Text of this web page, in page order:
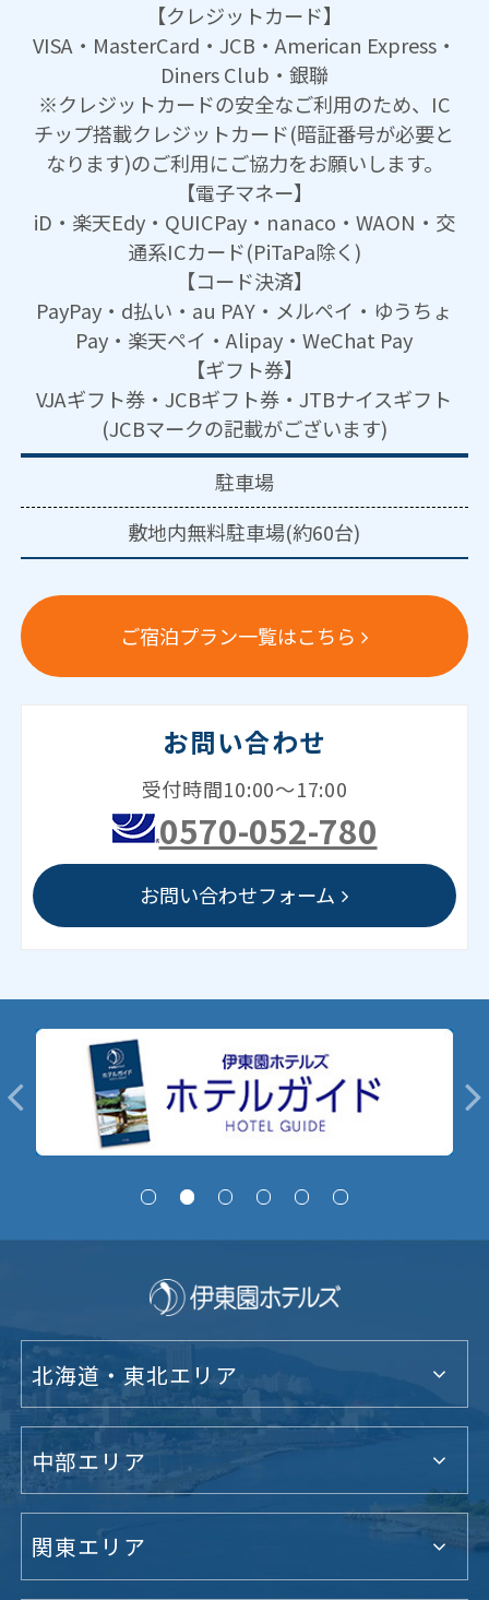
【クレジットカード】
VISA・MasterCard・JCB・American Express・
Diners Club・銀聯
※クレジットカードの安全なご利用のため、IC
チップ搭載クレジットカード(暗証番号が必要と
なります)のご利用にご協力をお願いします。
【電子マネー】
iD・楽天Edy・QUICPay・nanaco・WAON・交
通系ICカード(PiTaPa除く)
【コード決済】
PayPay・d払い・au PAY・メルペイ・ゆうちょ
Pay・楽天ペイ・Alipay・WeChat Pay
【ギフト券】
VJAギフト券・JCBギフト券・JTBナイスギフト
(JCBマークの記載がございます)
駐車場
敷地内無料駐車場(約60台)
ご宿泊プラン一覧はこちら
お問い合わせ
受付時間10:00～17:00
0570-052-780
お問い合わせフォーム
北海道・東北エリア
中部エリア
関東エリア